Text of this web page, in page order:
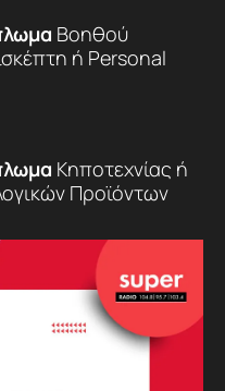
Βοηθού
ή Personal
Κηποτεχνίας ή
Προϊόντων